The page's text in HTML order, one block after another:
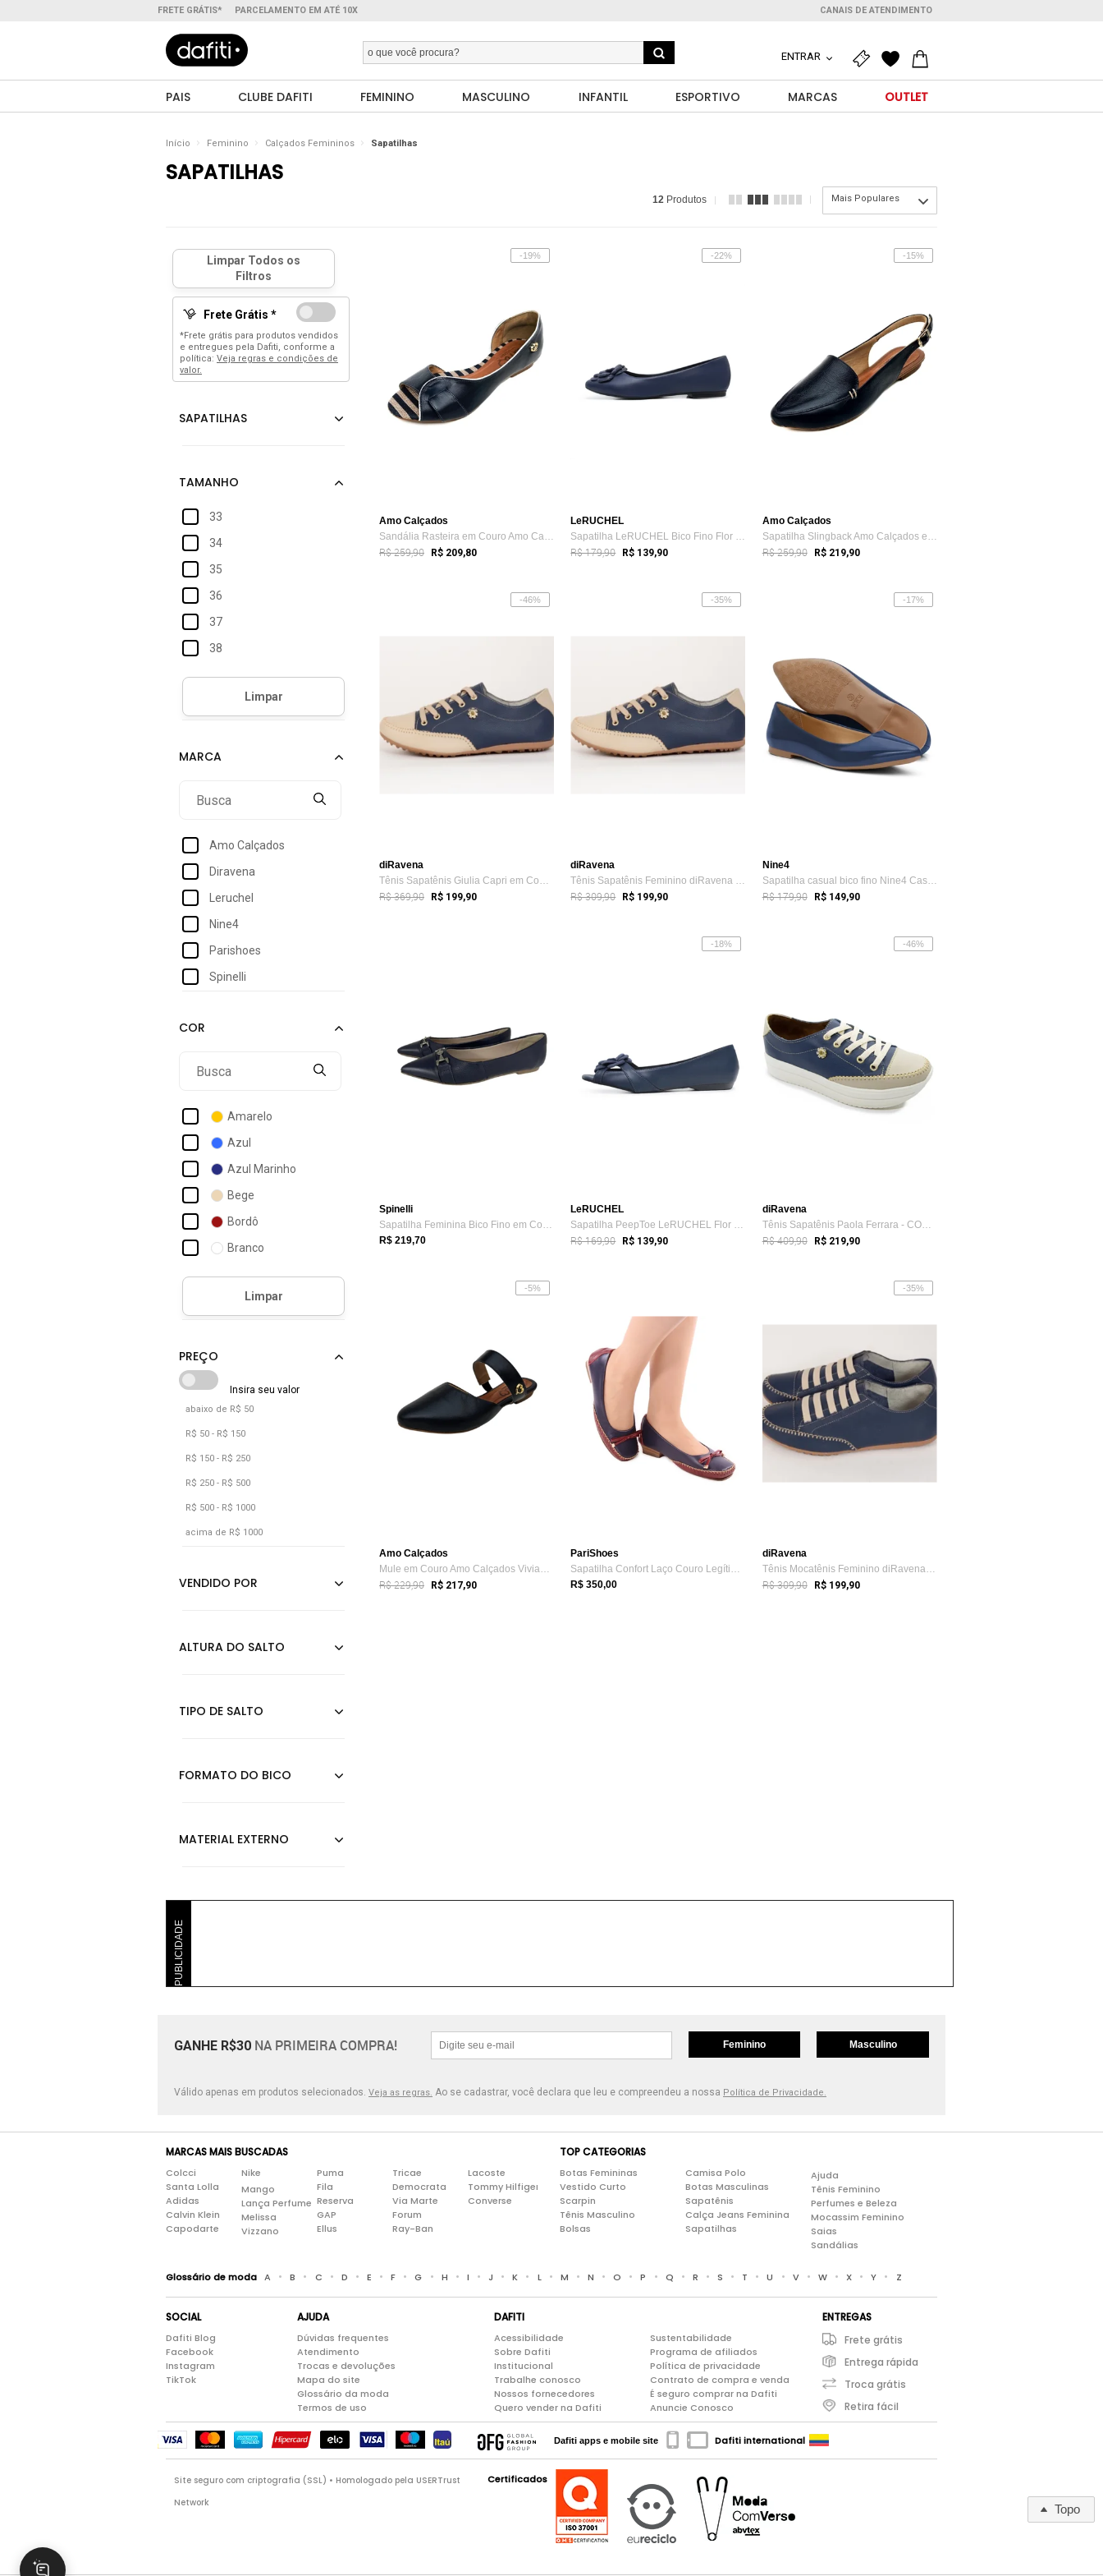
FRETE GRÁTIS* PARCELAMENTO EM ATÉ 10X CANAIS DE ATENDIMENTO
ENTRAR
PAIS CLUBE DAFITI FEMININO MASCULINO INFANTIL ESPORTIVO MARCAS OUTLET
Início Feminino Calçados Femininos Sapatilhas
SAPATILHAS
12 Produtos Mais Populares
Frete Grátis *
*Frete grátis para produtos vendidos
e entregues pela Dafiti, conforme a
política: Veja regras e condições de
valor.
33
34
35
36
37
38
39
41
43
Amo Calçados
Diravena
Leruchel
Nine4
Parishoes
Spinelli
Amarelo
Azul
Azul Marinho
Bege
Bordô
Branco
Bronze
Café
Cinza
Cobra
Cobre
Cáqui
Dourado
Estampado
Laranja
abaixo de R$ 50
R$ 50 - R$ 150
R$ 150 - R$ 250
R$ 250 - R$ 500
R$ 500 - R$ 1000
acima de R$ 1000
-19%
Amo Calçados
Sandália Rasteira em Couro Amo Calçados ...
R$ 259,90 R$ 209,80
-22%
LeRUCHEL
Sapatilha LeRUCHEL Bico Fino Flor Marinho
R$ 179,90 R$ 139,90
-15%
Amo Calçados
Sapatilha Slingback Amo Calçados em Cour...
R$ 259,90 R$ 219,90
-46%
diRavena
Tênis Sapatênis Giulia Capri em Couro Co...
R$ 369,90 R$ 199,90
-35%
diRavena
Tênis Sapatênis Feminino diRavena em Cou...
R$ 309,90 R$ 199,90
-17%
Nine4
Sapatilha casual bico fino Nine4 Casual ...
R$ 179,90 R$ 149,90
Spinelli
Sapatilha Feminina Bico Fino em Couro Sa...
R$ 219,70
-18%
LeRUCHEL
Sapatilha PeepToe LeRUCHEL Flor Marinho
R$ 169,90 R$ 139,90
-46%
diRavena
Tênis Sapatênis Paola Ferrara - COURO - ...
R$ 409,90 R$ 219,90
-5%
Amo Calçados
Mule em Couro Amo Calçados Vivian Azul Marinho
R$ 229,90 R$ 217,90
PariShoes
Sapatilha Confort Laço Couro Legítimo Es...
R$ 350,00
-35%
diRavena
Tênis Mocatênis Feminino diRavena em Cou...
R$ 309,90 R$ 199,90
PUBLICIDADE
Topo
GANHE R$30 NA PRIMEIRA COMPRA! Feminino Masculino
Válido apenas em produtos selecionados. Veja as regras. Ao se cadastrar, você declara que leu e compreendeu a nossa Política de Privacidade.
MARCAS MAIS BUSCADAS
Colcci
Santa Lolla
Adidas
Calvin Klein
Capodarte
Nike
Mango
Lança Perfume
Melissa
Vizzano
Puma
Fila
Reserva
GAP
Ellus
Tricae
Democrata
Via Marte
Forum
Ray-Ban
Lacoste
Tommy Hilfiger
Converse
TOP CATEGORIAS
Botas Femininas
Vestido Curto
Scarpin
Tênis Masculino
Bolsas
Camisa Polo
Botas Masculinas
Sapatênis
Calça Jeans Feminina
Sapatilhas
Ajuda
Tênis Feminino
Perfumes e Beleza
Mocassim Feminino
Saias
Sandálias
Glossário de moda A • B • C • D • E • F • G • H • I • J • K • L • M • N • O • P • Q • R • S • T • U • V • W • X • Y • Z
SOCIAL
Dafiti Blog
Facebook
Instagram
TikTok
AJUDA
Dúvidas frequentes
Atendimento
Trocas e devoluções
Mapa do site
Glossário da moda
Termos de uso
DAFITI
Acessibilidade
Sobre Dafiti
Institucional
Trabalhe conosco
Nossos fornecedores
Quero vender na Dafiti
Sustentabilidade
Programa de afiliados
Política de privacidade
Contrato de compra e venda
É seguro comprar na Dafiti
Anuncie Conosco
ENTREGAS
Frete grátis
Entrega rápida
Troca grátis
Retira fácil
Dafiti apps e mobile site Dafiti international
Site seguro com criptografia (SSL) • Homologado pela USERTrust
Network
Certificados